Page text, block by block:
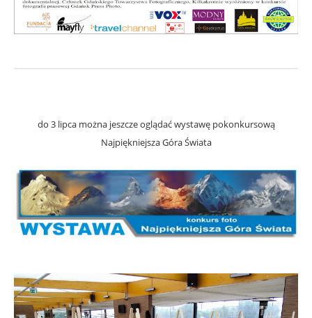
do 3 lipca można jeszcze oglądać wystawę pokonkursową
Najpiękniejsza Góra Świata